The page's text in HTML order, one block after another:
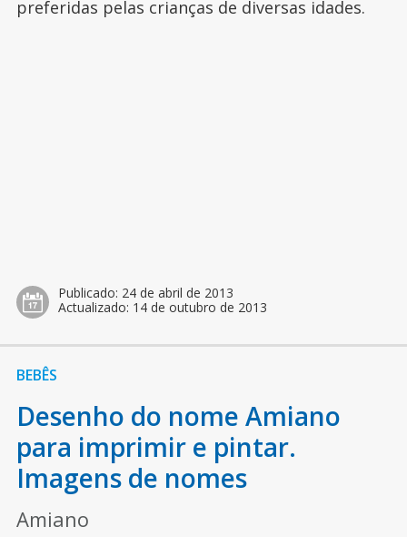
preferidas pelas crianças de diversas idades.
Publicado: 24 de abril de 2013
Actualizado: 14 de outubro de 2013
BEBÊS
Desenho do nome Amiano
para imprimir e pintar.
Imagens de nomes
Amiano